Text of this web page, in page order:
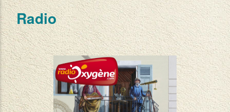
Radio